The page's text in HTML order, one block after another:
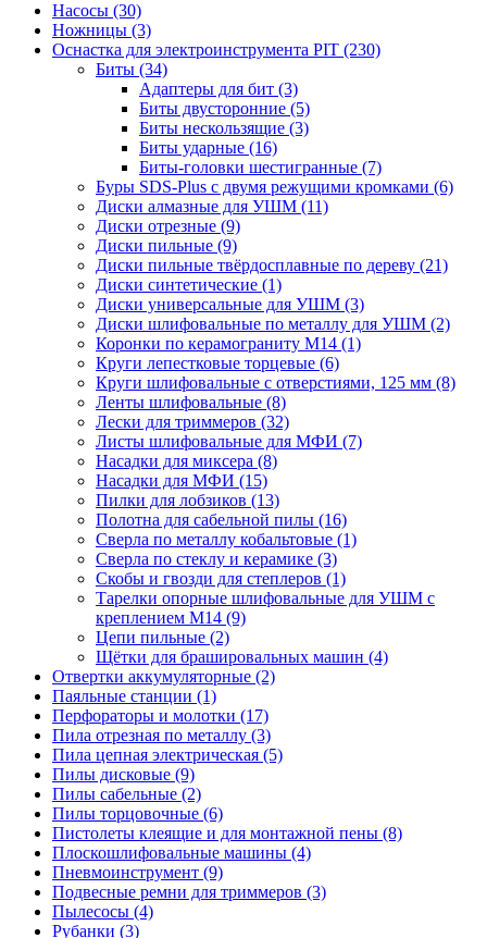
Насосы (30)
Ножницы (3)
Оснастка для электроинструмента PIT (230)
Биты (34)
Адаптеры для бит (3)
Биты двусторонние (5)
Биты нескользящие (3)
Биты ударные (16)
Биты-головки шестигранные (7)
Буры SDS-Plus c двумя режущими кромками (6)
Диски алмазные для УШМ (11)
Диски отрезные (9)
Диски пильные (9)
Диски пильные твёрдосплавные по дереву (21)
Диски синтетические (1)
Диски универсальные для УШМ (3)
Диски шлифовальные по металлу для УШМ (2)
Коронки по керамограниту M14 (1)
Круги лепестковые торцевые (6)
Круги шлифовальные с отверстиями, 125 мм (8)
Ленты шлифовальные (8)
Лески для триммеров (32)
Листы шлифовальные для МФИ (7)
Насадки для миксера (8)
Насадки для МФИ (15)
Пилки для лобзиков (13)
Полотна для сабельной пилы (16)
Сверла по металлу кобальтовые (1)
Сверла по стеклу и керамике (3)
Скобы и гвозди для степлеров (1)
Тарелки опорные шлифовальные для УШМ с
креплением М14 (9)
Цепи пильные (2)
Щётки для брашировальных машин (4)
Отвертки аккумуляторные (2)
Паяльные станции (1)
Перфораторы и молотки (17)
Пила отрезная по металлу (3)
Пила цепная электрическая (5)
Пилы дисковые (9)
Пилы сабельные (2)
Пилы торцовочные (6)
Пистолеты клеящие и для монтажной пены (8)
Плоскошлифовальные машины (4)
Пневмоинструмент (9)
Подвесные ремни для триммеров (3)
Пылесосы (4)
Рубанки (3)